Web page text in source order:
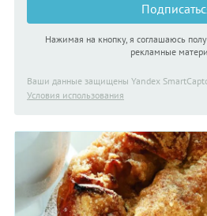
Нажимая на кнопку, я соглашаюсь
рекламные
Ваши данные защищены Yandex
Условия использования